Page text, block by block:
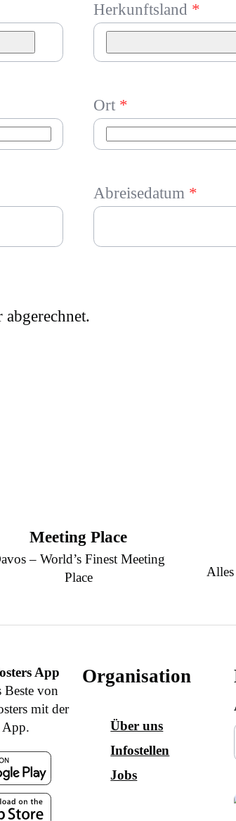
Herkunftsland *
Ort *
Abreisedatum *
Meeting Place
– World’s Finest Meeting
Place
App
Beste von
mit der
Organisation
Über uns
Infostellen
Jobs